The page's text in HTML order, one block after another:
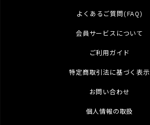
よくあるご質問(FAQ)
会員サービスについて
ご利用ガイド
特定商取引法に基づく表示
お問い合わせ
個人情報の取扱